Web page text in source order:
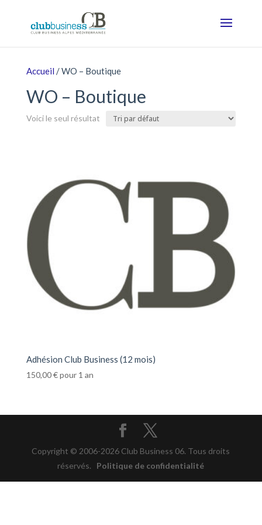
Accueil / WO – Boutique
WO – Boutique
Voici le seul résultat
Adhésion Club Business (12 mois)
150,00€pour 1 an
Copyright © 2006-2026 Club Business 06. Tous droits
réservés. Politique de confidentialité